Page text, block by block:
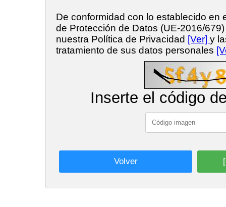
De conformidad con lo establecido en
de Protección de Datos (UE-2016/
nuestra Política de Privacidad [Ver] y
tratamiento de sus datos personales
Inserte el código
Volver